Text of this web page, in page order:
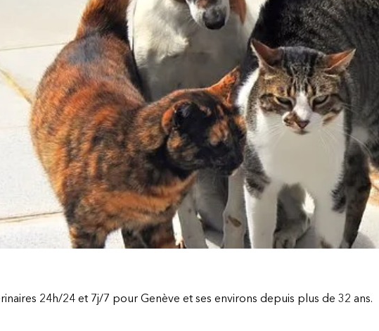
24h/24 et 7j/7 pour Genève et ses environs depuis plus de 32 ans.